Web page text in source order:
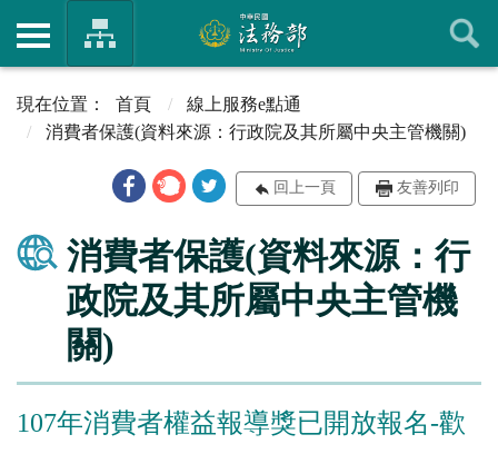
首頁
線上服務e點通
消費者保護(資料來源：行政院及其所屬中央主管機關)
回上一頁 友善列印
消費者保護(資料來源：行
政院及其所屬中央主管機
關)
107年消費者權益報導獎已開放報名-歡